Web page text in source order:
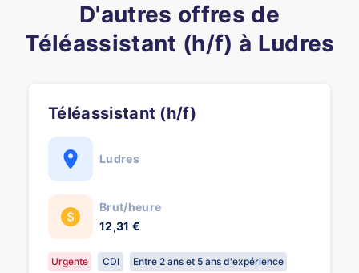
D'autres offres de
Téléassistant (h/f) à Ludres
Téléassistant (h/f)
Ludres
Brut/heure
12,31 €
Urgente CDI Entre 2 ans et 5 ans d'expérience